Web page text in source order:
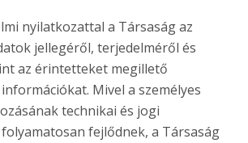
nyilatkozattal a Társaság az
jellegéről, terjedelméről és
az érintetteket megillető
Mivel a személyes
technikai és jogi
fejlődnek, a Társaság